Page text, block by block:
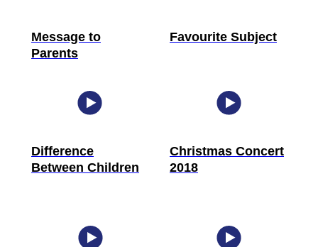
Message to
Parents
Favourite Subject
Difference
Between Children
Christmas Concert
2018